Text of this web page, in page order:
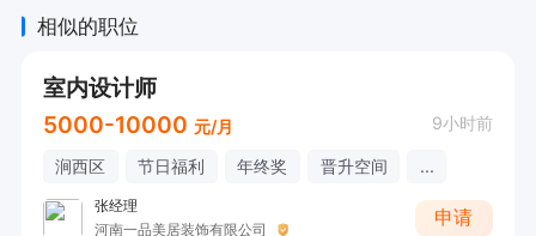
相似的职位
室内设计师
5000-10000 元/月 9小时前
涧西区 节日福利 年终奖 晋升空间 ...
张经理
河南一品美居装饰有限公司
申请